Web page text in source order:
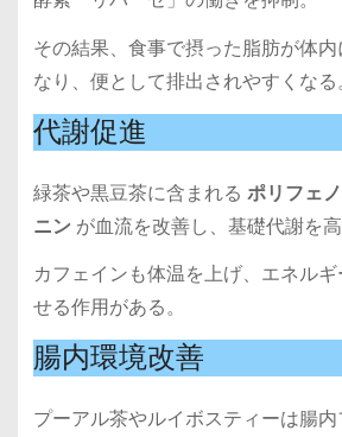
その結果、食事で摂った脂肪が体内
なり、便として排出されやすくなる。
代謝促進
緑茶や黒豆茶に含まれる ポリフェ
ニンが血流を改善し、基礎代謝を高
カフェインも体温を上げ、エネル
せる作用がある。
腸内環境改善
プーアル茶やルイボスティーは腸内